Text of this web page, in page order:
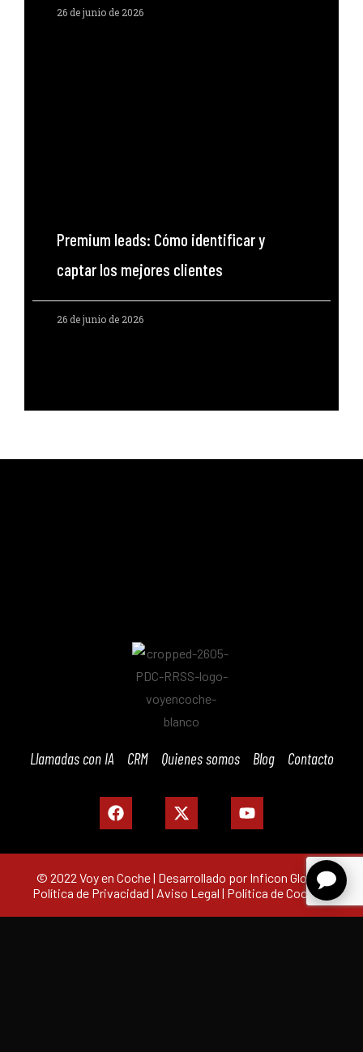
26 de junio de 2026
Premium leads: Cómo identificar y
captar los mejores clientes
26 de junio de 2026
Llamadas con IA CRM Quienes somos Blog Contacto
© 2022 Voy en Coche | Desarrollado por Inficon Global |
Política de Privacidad | Aviso Legal | Política de Cookies